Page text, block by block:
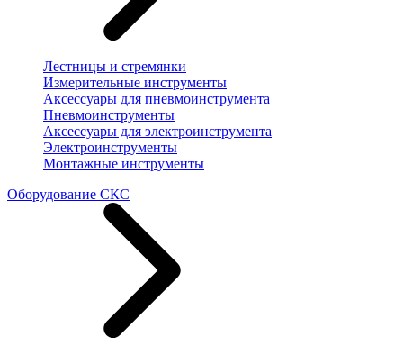
Лестницы и стремянки
Измерительные инструменты
Аксессуары для пневмоинструмента
Пневмоинструменты
Аксессуары для электроинструмента
Электроинструменты
Монтажные инструменты
Оборудование СКС